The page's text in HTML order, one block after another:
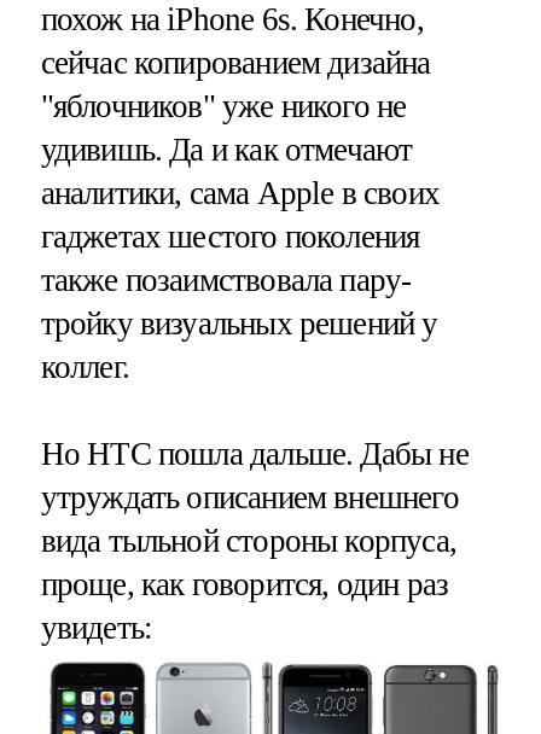
похож на iPhone 6s. Конечно,
сейчас копированием дизайна
"яблочников" уже никого не
удивишь. Да и как отмечают
аналитики, сама Apple в своих
гаджетах шестого поколения
также позаимствовала пару-
тройку визуальных решений у
коллег.
Но HTC пошла дальше. Дабы не
утруждать описанием внешнего
вида тыльной стороны корпуса,
проще, как говорится, один раз
увидеть: